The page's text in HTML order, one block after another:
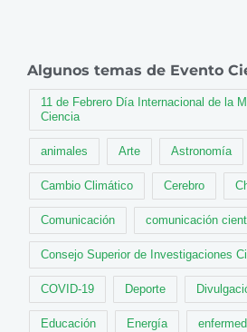
Algunos temas de Evento
11 de Febrero Día Internacional de la
Ciencia
animales Arte Astronomía
Cambio Climático Cerebro
Comunicación comunicación
Consejo Superior de Investigaciones
COVID-19 Deporte
Educación Energía